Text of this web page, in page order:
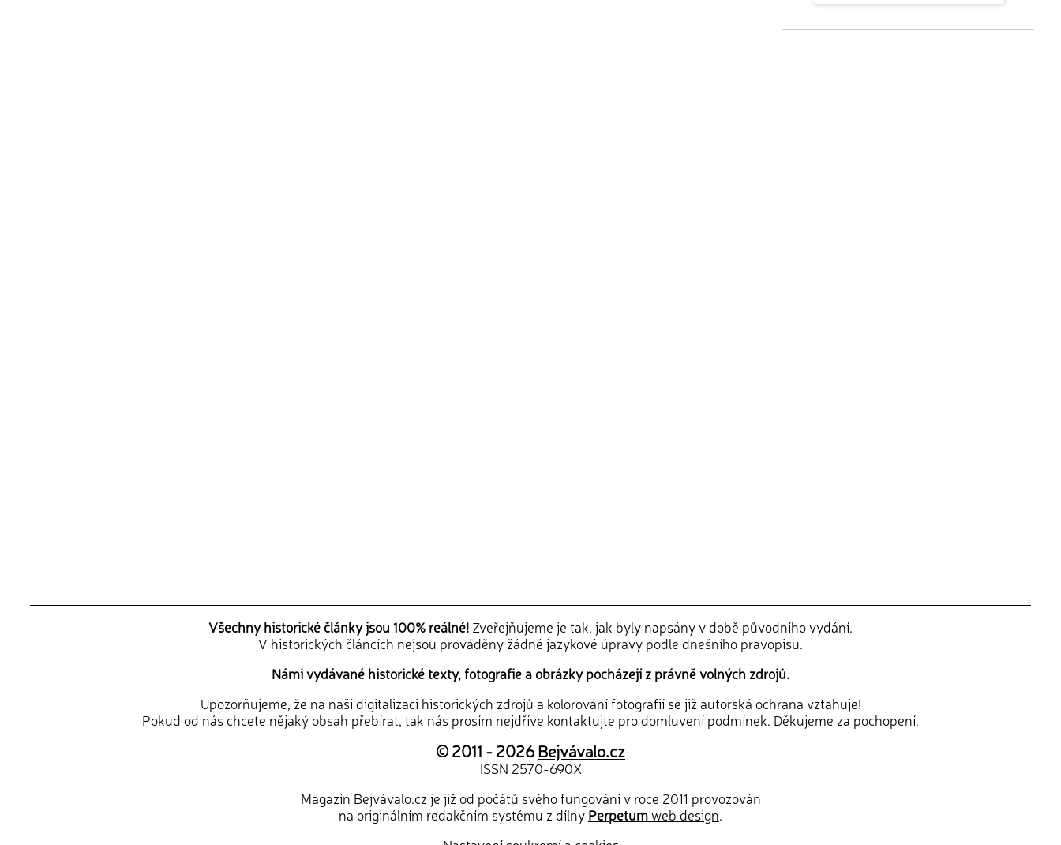
Všechny historické články jsou 100% reálné! Zveřejňujeme je tak, jak byly napsány v době původního vydání.
V historických článcích nejsou prováděny žádné jazykové úpravy podle dnešního pravopisu.
Námi vydávané historické texty, fotografie a obrázky pocházejí z právně volných zdrojů.
Upozorňujeme, že na naši digitalizaci historických zdrojů a kolorování fotografií se již autorská ochrana vztahuje!
Pokud od nás chcete nějaký obsah přebírat, tak nás prosím nejdříve kontaktujte pro domluvení podmínek. Děkujeme za pochopení.
© 2011 - 2026Bejvávalo.cz
ISSN 2570-690X
Magazín Bejvávalo.cz je již od počátů svého fungování v roce 2011 provozován
na originálním redakčním systému z dílny Perpetumweb design.